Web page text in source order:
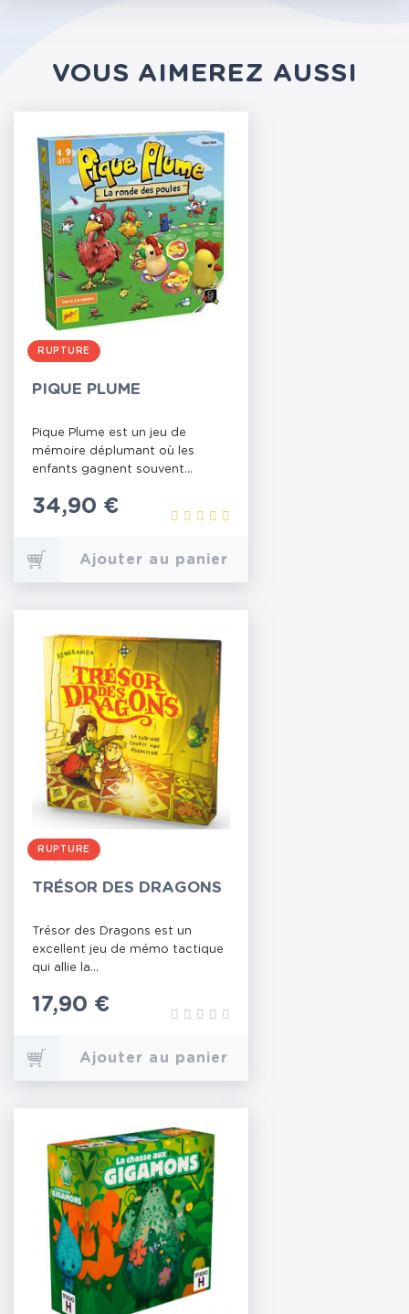
VOUS AIMEREZ AUSSI
RUPTURE
PIQUE PLUME
Pique Plume est un jeu de
mémoire déplumant où les
enfants gagnent souvent...
Prix
34,90 €
Ajouter au panier
RUPTURE
TRÉSOR DES DRAGONS
Trésor des Dragons est un
excellent jeu de mémo tactique
qui allie la...
Prix
17,90 €
Ajouter au panier